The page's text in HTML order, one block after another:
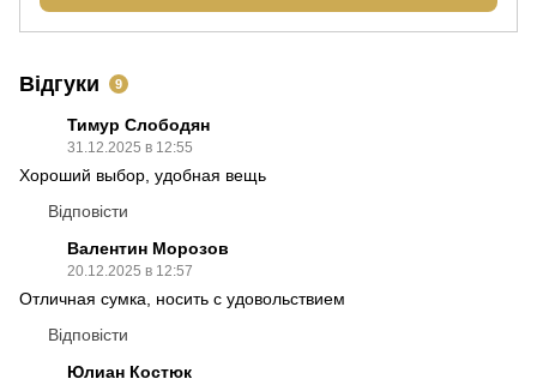
Відгуки 9
Тимур Слободян
31.12.2025 в 12:55
Хороший выбор, удобная вещь
Відповісти
Валентин Морозов
20.12.2025 в 12:57
Отличная сумка, носить с удовольствием
Відповісти
Юлиан Костюк